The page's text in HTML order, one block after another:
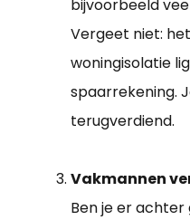
bijvoorbeeld
Vergeet niet:
woningisolatie
spaarrekening.
terugverdiend.
Vakmannen
Ben je er